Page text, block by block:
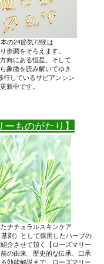
の24節気72候は
歩調をそろえます。
向にある恒星、そして
象徴を読み解いてゆき
行しているサビアンシン
新中です。
ーものがたり】
ナチュラルスキンケア
剤）として採用したハーブの
介させて頂く【ローズマリー
の由来、歴史的な伝承、口承
効能解説まで、ローズマリー